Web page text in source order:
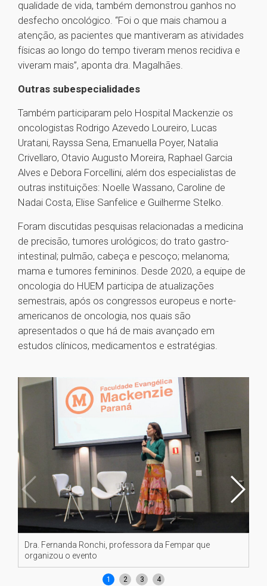
qualidade de vida, também demonstrou ganhos no
desfecho oncológico. “Foi o que mais chamou a
atenção, as pacientes que mantiveram as atividades
físicas ao longo do tempo tiveram menos recidiva e
viveram mais”, aponta dra. Magalhães.
Outras subespecialidades
Também participaram pelo Hospital Mackenzie os
oncologistas Rodrigo Azevedo Loureiro, Lucas
Uratani, Rayssa Sena, Emanuella Poyer, Natalia
Crivellaro, Otavio Augusto Moreira, Raphael Garcia
Alves e Debora Forcellini, além dos especialistas de
outras instituições: Noelle Wassano, Caroline de
Nadai Costa, Elise Sanfelice e Guilherme Stelko.
Foram discutidas pesquisas relacionadas a medicina
de precisão, tumores urológicos; do trato gastro-
intestinal; pulmão, cabeça e pescoço; melanoma;
mama e tumores femininos. Desde 2020, a equipe de
oncologia do HUEM participa de atualizações
semestrais, após os congressos europeus e norte-
americanos de oncologia, nos quais são
apresentados o que há de mais avançado em
estudos clínicos, medicamentos e estratégias.
Dra. Fernanda Ronchi, professora da Fempar que
organizou o evento
1 2 3 4